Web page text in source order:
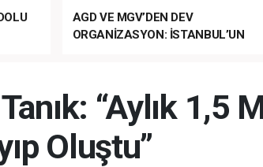
AGD VE MGV’DEN DEV
ORGANİZASYON: İSTANBUL’UN
“Aylık 1,5
Oluştu”